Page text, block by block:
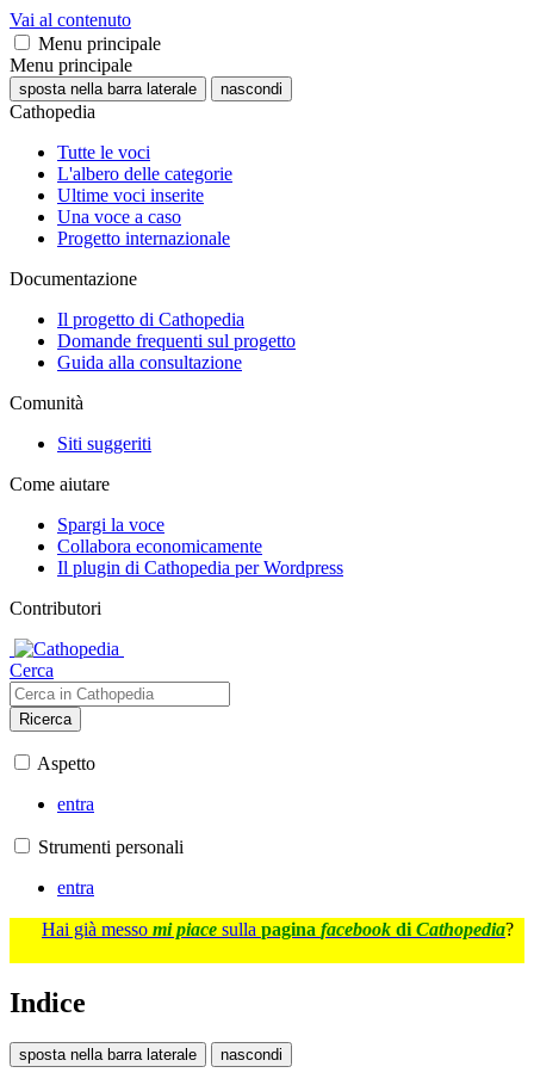
Vai al contenuto
Menu principale
Menu principale
sposta nella barra laterale nascondi
Cathopedia
Tutte le voci
L'albero delle categorie
Ultime voci inserite
Una voce a caso
Progetto internazionale
Documentazione
Il progetto di Cathopedia
Domande frequenti sul progetto
Guida alla consultazione
Comunità
Siti suggeriti
Come aiutare
Spargi la voce
Collabora economicamente
Il plugin di Cathopedia per Wordpress
Contributori
Cerca
Ricerca
Aspetto
entra
Strumenti personali
entra
Hai già messo mi piace sulla pagina facebook di Cathopedia?
Indice
sposta nella barra laterale nascondi